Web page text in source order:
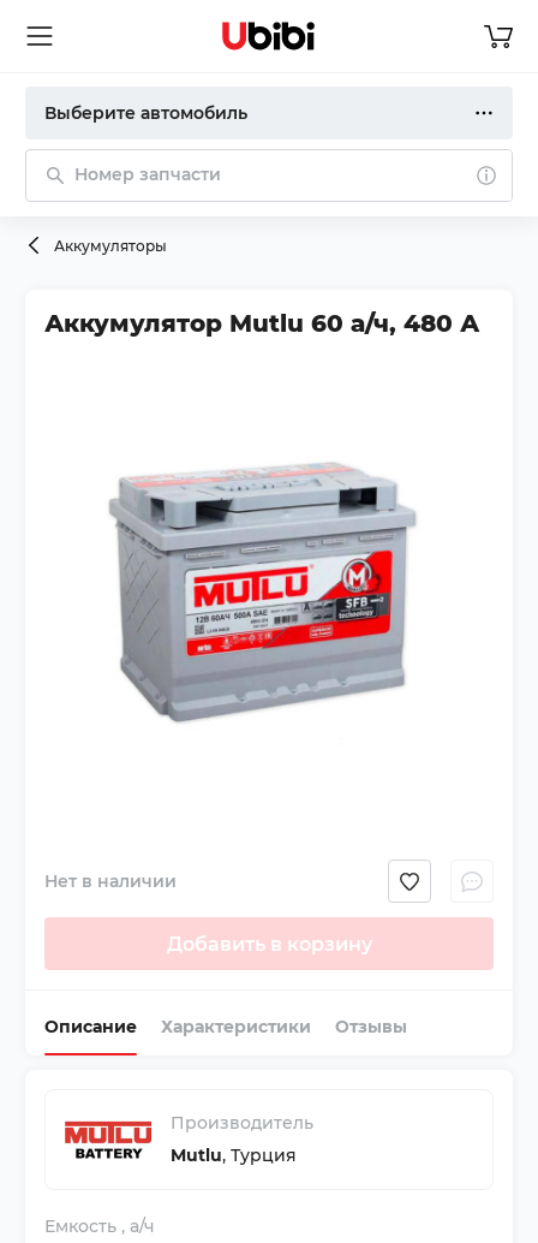
Выберите автомобиль
Номер запчасти
Аккумуляторы
Аккумулятор Mutlu 60 а/ч, 480 А
Нет в наличии
Добавить в корзину
Описание Характеристики Отзывы
Производитель
Mutlu, Турция
Емкость , а/ч